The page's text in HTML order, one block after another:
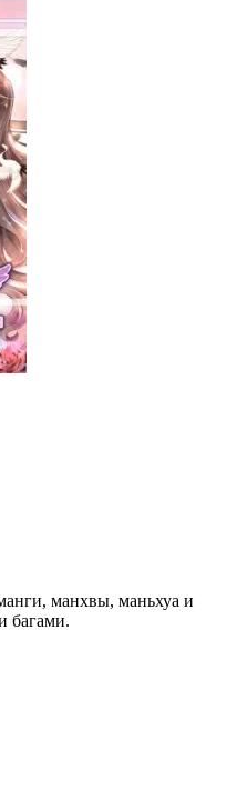
манхвы, маньхуа и
багами.